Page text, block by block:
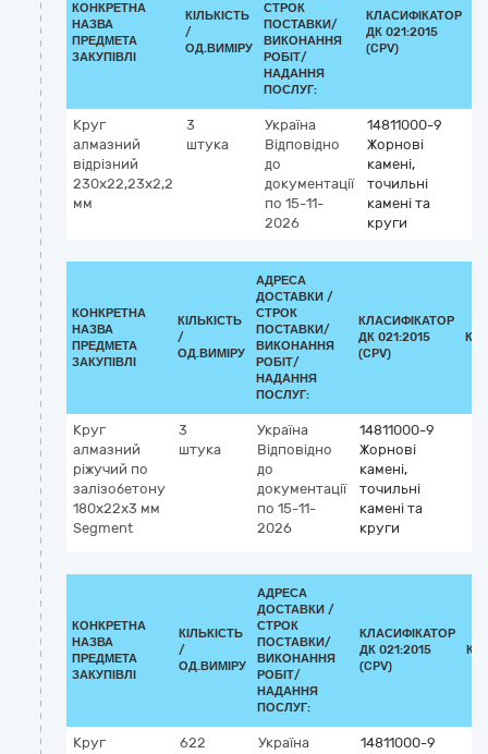
КОНКРЕТНА
НАЗВА
ПРЕДМЕТА
ЗАКУПІВЛІ
КІЛЬКІСТЬ
/
ОД.ВИМІРУ
СТРОК
ПОСТАВКИ/
ВИКОНАННЯ
РОБІТ/
НАДАННЯ
ПОСЛУГ:
КЛАСИФІКАТОР
ДК 021:2015
(CPV)
Круг
алмазний
відрізний
230х22,23х2,2
мм
3
штука
Україна
Відповідно
до
документації
по 15-11-
2026
14811000-9
Жорнові
камені,
точильні
камені та
круги
КОНКРЕТНА
НАЗВА
ПРЕДМЕТА
ЗАКУПІВЛІ
КІЛЬКІСТЬ
/
ОД.ВИМІРУ
АДРЕСА
ДОСТАВКИ /
СТРОК
ПОСТАВКИ/
ВИКОНАННЯ
РОБІТ/
НАДАННЯ
ПОСЛУГ:
КЛАСИФІКАТОР
ДК 021:2015
(CPV)
Круг
алмазний
ріжучий по
залізобетону
180х22х3 мм
Segment
3
штука
Україна
Відповідно
до
документації
по 15-11-
2026
14811000-9
Жорнові
камені,
точильні
камені та
круги
КОНКРЕТНА
НАЗВА
ПРЕДМЕТА
ЗАКУПІВЛІ
КІЛЬКІСТЬ
/
ОД.ВИМІРУ
АДРЕСА
ДОСТАВКИ /
СТРОК
ПОСТАВКИ/
ВИКОНАННЯ
РОБІТ/
НАДАННЯ
ПОСЛУГ:
КЛАСИФІКАТОР
ДК 021:2015
(CPV)
Круг
622
Україна
14811000-9